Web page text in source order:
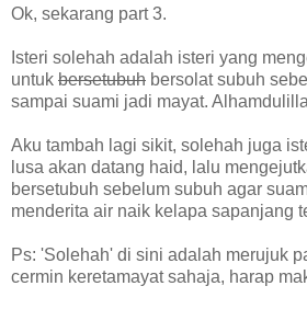
Ok, sekarang part 3.
Isteri solehah adalah isteri yang
untuk bersetubuh bersolat subuh
sampai suami jadi mayat.
Aku tambah lagi sikit, solehah juga
lusa akan datang haid, lalu
bersetubuh sebelum subuh agar
menderita air naik kelapa sapanjang
Ps: 'Solehah' di sini adalah merujuk
cermin keretamayat sahaja, harap